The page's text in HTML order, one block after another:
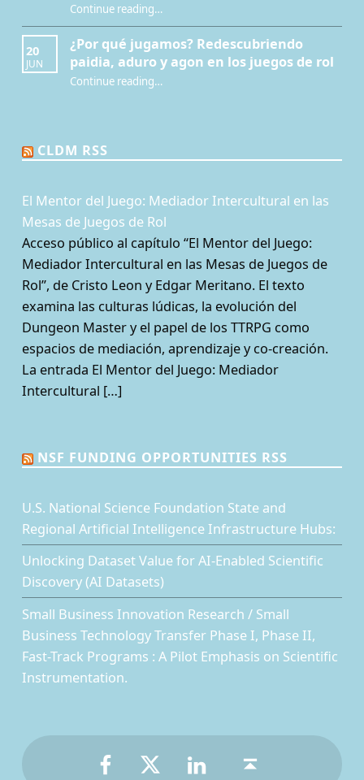
Continue reading“¿Qué es la Mesa de juego? Una perspectiva sociológica de los juegos de rol de mesa”
…
20
JUN
¿Por qué jugamos? Redescubriendo
paidia, aduro y agon en los juegos de rol
Continue reading“¿Por qué jugamos? Redescubriendo paidia, aduro y agon en los juegos de rol”
…
CLDM RSS
El Mentor del Juego: Mediador Intercultural en las
Mesas de Juegos de Rol
Acceso público al capítulo “El Mentor del Juego:
Mediador Intercultural en las Mesas de Juegos de
Rol”, de Cristo Leon y Edgar Meritano. El texto
examina las culturas lúdicas, la evolución del
Dungeon Master y el papel de los TTRPG como
espacios de mediación, aprendizaje y co-creación.
La entrada El Mentor del Juego: Mediador
Intercultural […]
NSF FUNDING OPPORTUNITIES RSS
U.S. National Science Foundation State and
Regional Artificial Intelligence Infrastructure Hubs:
Unlocking Dataset Value for AI-Enabled Scientific
Discovery (AI Datasets)
Small Business Innovation Research / Small
Business Technology Transfer Phase I, Phase II,
Fast-Track Programs : A Pilot Emphasis on Scientific
Instrumentation.